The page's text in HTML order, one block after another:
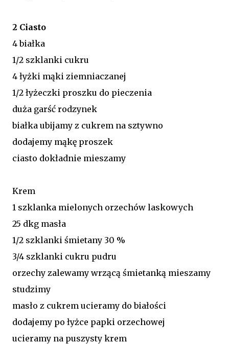
2 Ciasto
4 białka
1/2 szklanki cukru
4 łyżki mąki ziemniaczanej
1/2 łyżeczki proszku do pieczenia
duża garść rodzynek
białka ubijamy z cukrem na sztywno
dodajemy mąkę proszek
ciasto dokładnie mieszamy
Krem
1 szklanka mielonych orzechów laskowych
25 dkg masła
1/2 szklanki śmietany 30 %
3/4 szklanki cukru pudru
orzechy zalewamy wrzącą śmietanką mieszamy
studzimy
masło z cukrem ucieramy do białości
dodajemy po łyżce papki orzechowej
ucieramy na puszysty krem